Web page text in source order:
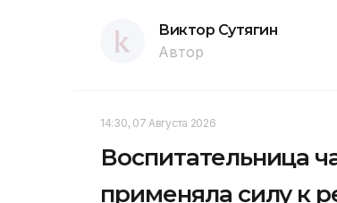
Виктор Сутягин
Автор
14:30, 07 Августа 2026
Воспитательница
применяла силу к